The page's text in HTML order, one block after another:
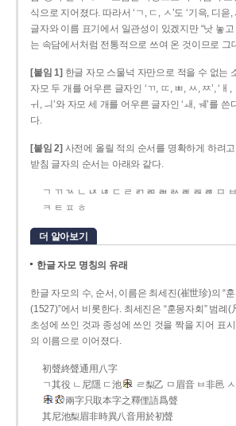
식으로 지어졌다. 따라서 ‘ㄱ, ㄷ, ㅅ’도 ‘기윽, 디읃,
글자와 이름 표기에서 일관성이 있겠지만 “낫 놓
는 속담에서처럼 전통적으로 쓰여 온 것이므로 그
[붙임 1] 한글 자모 스물넉 자만으로 적을 수 없는
자모 두 개를 어우른 글자인 ‘ㄲ, ㄸ, ㅃ, ㅆ, ㅉ’, ‘ㅐ
ㅟ, ㅢ’와 자모 세 개를 어우른 글자인 ‘ㅙ, ㅞ’를 쓴
다.
[붙임 2] 사전에 올릴 적의 순서를 명확하게 하려
받침 글자의 순서는 아래와 같다.
ㄱ ㄲ ㄳ ㄴ ㄵ ㄶ ㄷ ㄹ ㄺ ㄻ ㄼ ㄽ ㄾ ㄿ ㅀ ㅁ
ㅋ ㅌ ㅍ ㅎ
더 알아보기
한글 자모 명칭의 유래
한글 자모의 수, 순서, 이름은 최세진(崔世珍)의 “
(1527)”에서 비롯한다. 최세진은 “훈몽자회” 범례
초성에 쓰인 것과 종성에 쓰인 것을 짝을 지어 표
의 이름으로 이어졌다.
初聲終聲通用八字
ㄱ其役 ㄴ尼隱 ㄷ池
ㄹ梨乙 ㅁ眉音 ㅂ非邑
兩字只取本字之釋俚語爲聲
其尼池梨眉非時異八音用於初聲